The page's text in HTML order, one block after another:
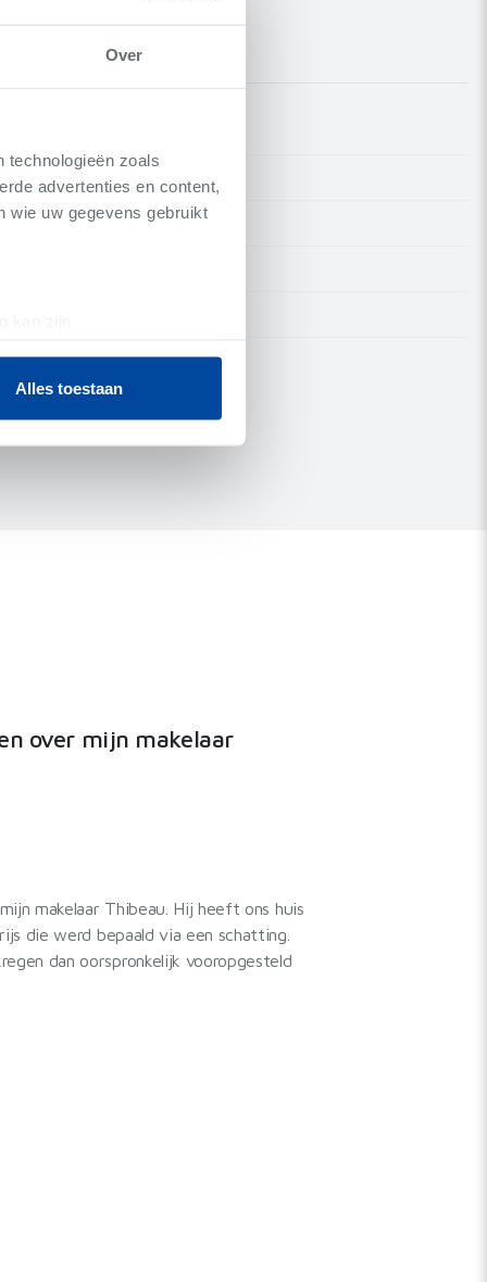
Over
technologieën zoals
advertenties en content,
wie uw gegevens gebruikt
Alles toestaan
over mijn makelaar
makelaar Thibeau. Hij heeft ons huis
die werd bepaald via een schatting.
dan oorspronkelijk vooropgesteld